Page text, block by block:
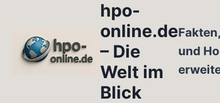
hpo-
online.de
– Die
Welt im
Blick
und